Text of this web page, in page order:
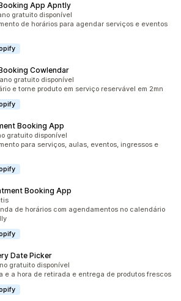
App Apntly
ao todo
gratuito disponível
de horários para agendar serviços e eventos
Cowlendar
ao todo
gratuito disponível
e torne produto em serviço reservável em 2mn
Booking App
todo
gratuito disponível
para serviços, aulas, eventos, ingressos e
Booking App
todo
de horários com agendamentos no calendário
Date Picker
todo
gratuito disponível
e a hora de retirada e entrega de produtos frescos